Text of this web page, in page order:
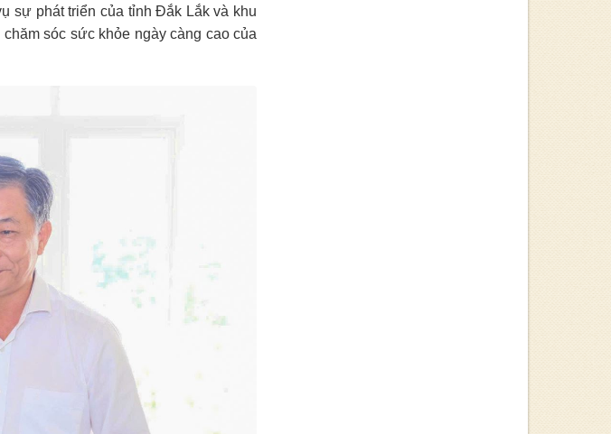
sự phát triển của tỉnh Đắk Lắk và khu
sóc sức khỏe ngày càng cao của